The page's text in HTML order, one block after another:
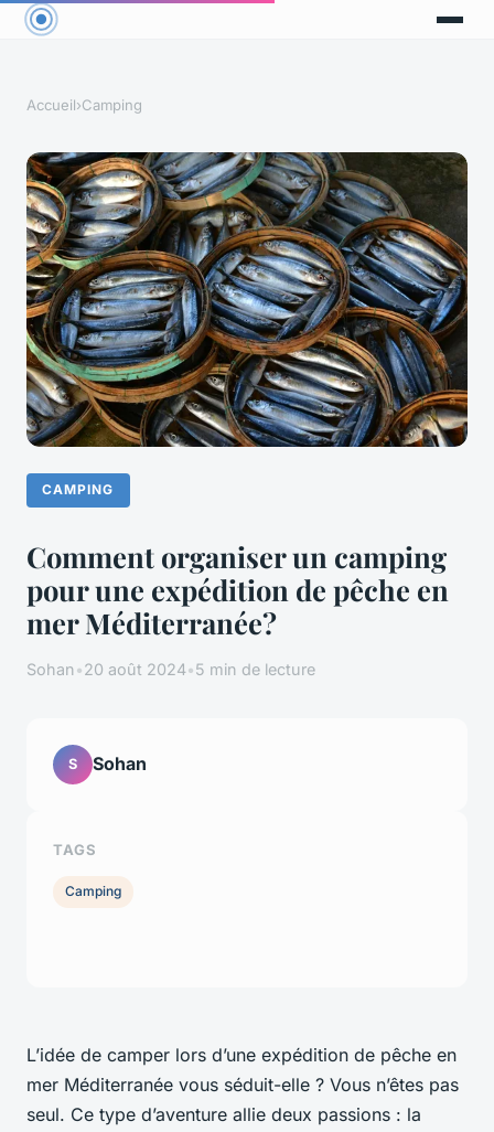
Accueil›Camping
CAMPING
Comment organiser un camping
pour une expédition de pêche en
mer Méditerranée?
Sohan•20 août 2024•5 min de lecture
L’idée de camper lors d’une expédition de pêche en
mer Méditerranée vous séduit-elle ? Vous n’êtes pas
seul. Ce type d’aventure allie deux passions : la
S Sohan
TAGS
Camping